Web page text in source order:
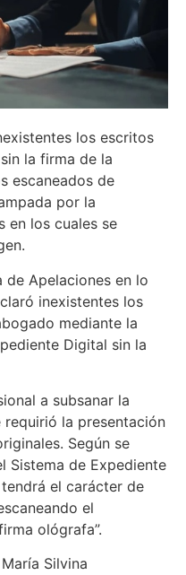
los escritos
la firma de la
escaneados de
por la
en los cuales se
de Apelaciones en lo
inexistentes los
mediante la
Digital sin la
a subsanar la
la presentación
Según se
Sistema de Expediente
el carácter de
el
ológrafa”.
Silvina